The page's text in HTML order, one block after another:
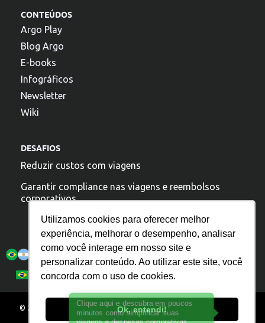
Utilizamos cookies para oferecer melhor
experiência, melhorar o desempenho, analisar
como você interage em nosso site e
personalizar conteúdo. Ao utilizar este site, você
concorda com o uso de cookies.
Ok, entendi!
CONTEÚDOS
Argo Play
Blog Argo
E-books
Infográficos
Newsletter
Wiki
DESAFIOS
Reduzir custos com viagens
Garantir compliance nas viagens e reembolsos
corporativos
Português
Español
Política de Privacidade
© 2025 – Todos os direitos reservados. ARGO. IT TECNOLOGIA S/A. –
07.026.235/0001-00